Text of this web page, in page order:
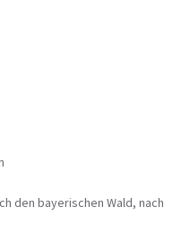
den bayerischen Wald, nach